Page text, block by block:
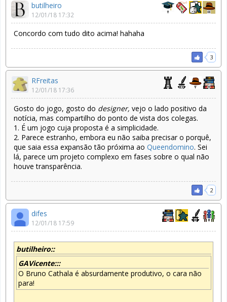
butilheiro
12/01/18 17:32
Concordo com tudo dito acima! hahaha
3
RFreitas
12/01/18 17:36
Gosto do jogo, gosto do designer, vejo o lado positivo da
notícia, mas compartilho do ponto de vista dos colegas.
1. É um jogo cuja proposta é a simplicidade.
2. Parece estranho, embora eu não saiba precisar o porquê,
que saia essa expansão tão próxima ao Queendomino. Sei
lá, parece um projeto complexo em fases sobre o qual não
houve transparência.
2
difes
12/01/18 17:59
butilheiro::
GAVicente:::
O Bruno Cathala é absurdamente produtivo, o cara não
para!